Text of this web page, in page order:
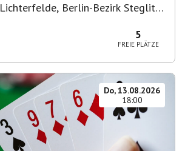
Lichterfelde, Berlin-Bezirk Steglitz-
5
FREIE PLÄTZE
Do, 13.08.2026
18:00